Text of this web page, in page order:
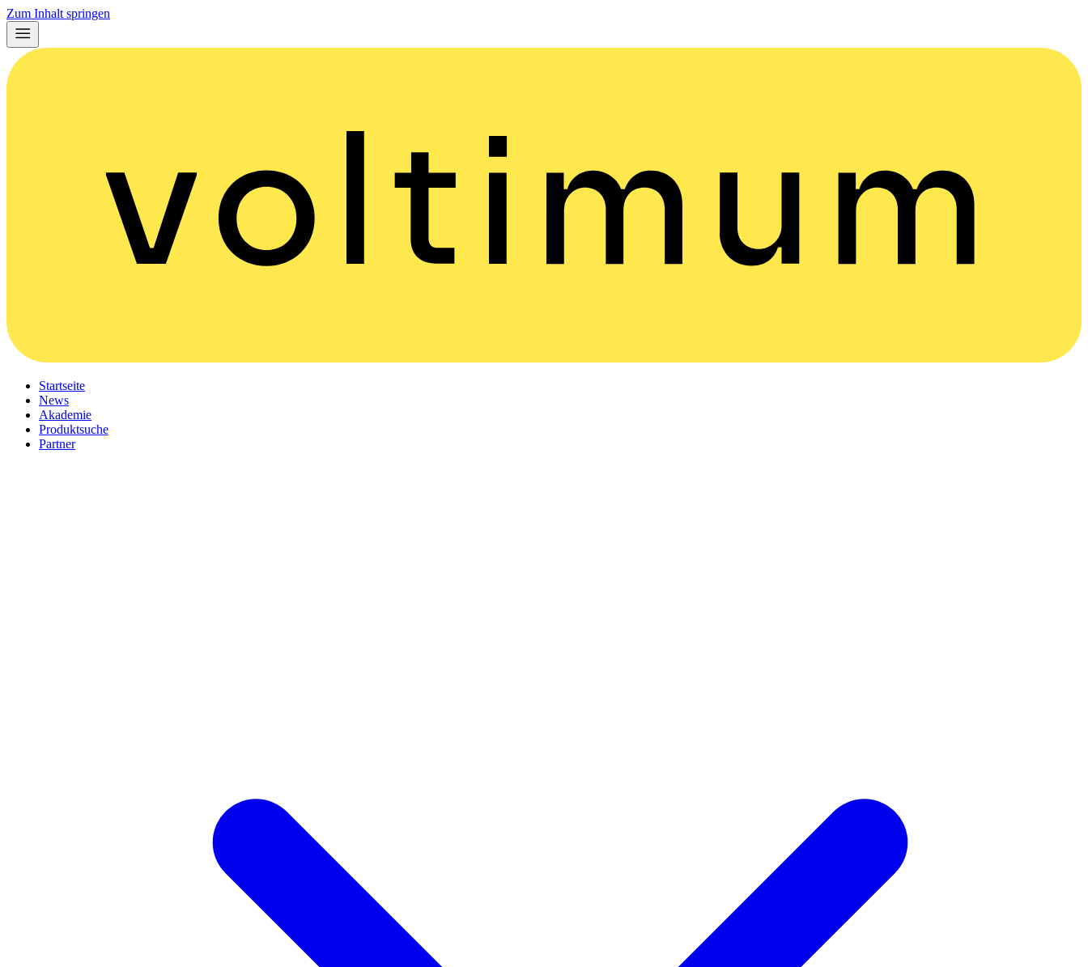
Zum Inhalt springen
Startseite
News
Akademie
Produktsuche
Partner